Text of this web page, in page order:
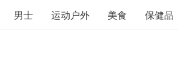
男士 运动户外 美食 保健品